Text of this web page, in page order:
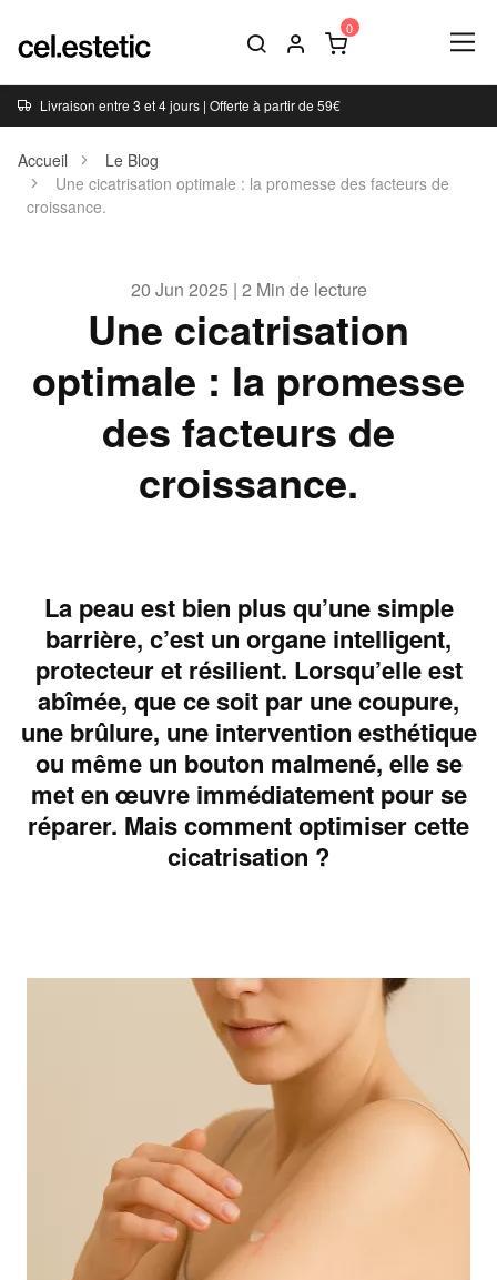
Livraison entre 3 et 4 jours | Offerte à partir de 59€
Accueil
Le Blog
Une cicatrisation optimale : la promesse des facteurs de
croissance.
20 Jun 2025 | 2 Min de lecture
Une cicatrisation
optimale : la promesse
des facteurs de
croissance.
La peau est bien plus qu’une simple
barrière, c’est un organe intelligent,
protecteur et résilient. Lorsqu’elle est
abîmée, que ce soit par une coupure,
une brûlure, une intervention esthétique
ou même un bouton malmené, elle se
met en œuvre immédiatement pour se
réparer. Mais comment optimiser cette
cicatrisation ?